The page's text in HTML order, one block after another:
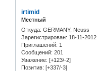
irtimid
Местный
Откуда: GERMANY, Neuss
Зарегистрирован: 18-11-2012
Приглашений: 1
Сообщений: 201
Уважение: [+123/-2]
Позитив: [+337/-3]